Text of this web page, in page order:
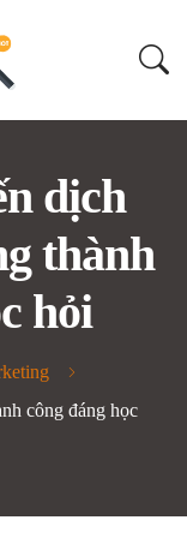
dịch
thành
hỏi
công đáng học